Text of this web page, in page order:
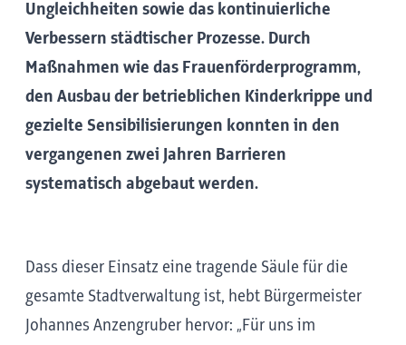
Ungleichheiten sowie das kontinuierliche
Verbessern städtischer Prozesse. Durch
Maßnahmen wie das Frauenförderprogramm,
den Ausbau der betrieblichen Kinderkrippe und
gezielte Sensibilisierungen konnten in den
vergangenen zwei Jahren Barrieren
systematisch abgebaut werden.
Dass dieser Einsatz eine tragende Säule für die
gesamte Stadtverwaltung ist, hebt Bürgermeister
Johannes Anzengruber hervor: „Für uns im